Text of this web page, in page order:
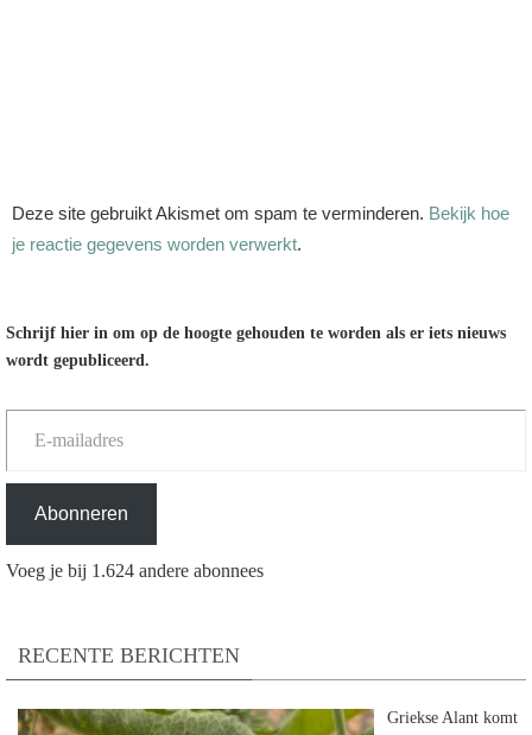
Deze site gebruikt Akismet om spam te verminderen. Bekijk hoe
je reactie gegevens worden verwerkt.
Schrijf hier in om op de hoogte gehouden te worden als er iets nieuws
wordt gepubliceerd.
E-mailadres
Abonneren
Voeg je bij 1.624 andere abonnees
RECENTE BERICHTEN
Griekse Alant komt